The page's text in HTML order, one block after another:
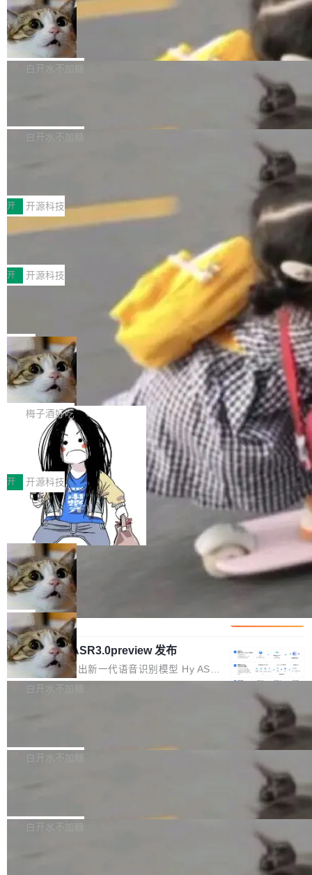
aDB 捕获 commit 之间的每一次操作，...
bet、微软以及 Meta 等传统科技巨头相比，Spa
ceXAI的资金消耗速度尤为引人瞩目。然而，支
撑庞大支出的资金来源却呈现出截然不同的面
貌。数据显示，微软和 Meta 主要依托充沛的经
1.2，驱动这个 agent 的新模型。一句话概括：
你可以用 curl -fsSL https://dev.meta.ai/install.
sh | bash 安装一个能在大项目里自动规划、写
代码、验证结果的 AI 终端工具。 据介绍，Muse
个主 agent 循环，外加一组后台 agent。这些后
美团开源 LoHoSearch，用知识图谱校
准 AI 能力认知
机器出题的前提，是让机器拥有全局视野。整个
构建流程可以分为四个环节：建图 → 控制难度
白开水不加糖
库，并将作为transport接入Mooncake TENT。
MPComm将作为一种传输引擎接入Mooncake T
ENT，实现零拷贝传输性能提升30%、非零拷贝
传输性能最高提升5倍。UCL-MPComm底层基
于自研UCL-Engine通信引擎，后续腾讯网平将
持续开源更多基于UCL-Engine的高性能通信组
件。 腾讯网平团队在UCL-MPComm中实现了一
个独立于业务线程的全局通信引擎（Engine），
白开水不加糖
型案例入选名单》，深信服“面向企业研发场景的
开源 AI 编程平台 CoStrict 应用”凭借卓越的技术
创新与落地成效成功入选。 全链路私有化部署，
助力企业AI研发安全落地 当前，越来越多企业已
经开始引入 AI Coding 工具，通过调用公有云模
型或企业内部部署模型提升研发效率。但随着 AI
Coding 从个人辅助工具逐步走向团队级、组织
级应用，企业在规模化落地过程中，对安全性、
可控性和代码质量提出了更高要求。 首先是数据
安全与合规要求。对于大多数普通研发场景，公
有云模型能够满足快速试用和效率提升的需求。
但对于金融、能源、医疗等对数据安全要求较...
开 开源科技
深信服AI算力网关入选工信部人工智能
前不久，工业和信息化部正式发布《2025年人工
智能应用典型案例名单》，集中展示人工智能在
各领域的应用成果，覆盖技术底座、行业赋能、
产品应用、支撑保障、专题等五大方向。深信服
AI算力网关（AI创新平台）成功入选！ 随着各行
各业的Agent走向规模化建设，算力构成形态逐
渐丰富，用户关注的重点也在发生变化：不只是
让AI用起来，还要进一步看清混合算力时代下，
Token花在哪里、算力是否被充分利用，以及持
续增长的AI成本该如何优化。 深信服AI算力网关
正是围绕这些实际问题，从Token治理和成本治
理两个方面，让用户的每一份算力都看得清、管
得住、用得稳、省得下、更安全！ 一、从现在开
始，Token使用一目...
开 开源科技
Jeff Dean 离开 Google：一个时代的结
束，一个实验室的开始
Google 员工编号 20。MapReduce 作者之一。
Bigtable 作者之一。TensorFlow 的作者之一。
Gemini 的架构师。Google 首席科学家。 Jeff D
ean 在 Google 工作了 27 年后，宣布离职。 他
不是一个人走。一同离开的还有 Sanjay Ghema
wat（Google 员工编号 23，Jeff Dean 二十多
年的编程搭档，MapReduce 和 Bigtable 的共同
作者）、Quoc Le（Google 大脑核心成员，Se
q2Seq 和 DocAI 的共同发明人）以及 Oriol Vin
yals（Gemini 联合负责人，AlphaSta...
局
🔥 SolonCode v2026.8.4 发布：界面
字体可调、22 种语言、记忆搜索增强
打开终端就能上岗的全中文编码智能体，这一轮
把「看得清、用母语、记得住」三件事一次补
齐。 SolonCode 是什么 SolonCode 是杭州无
耳科技研发的企业级终端编码智能体——一位全
中文驱动的数字员工，自主理解需求、规划步
骤、编写代码。不挑模型、不挑平台，curl 一行
装完即用。 开源地址：Gitee · GitCode · GitHu
b 安装 支持 Java 8+（8~26）、macOS / Linu
x / Windows / Harmony PC。 # macOS / Linu
x / Harmony PC curl -fsSL https://solon.noea
r.org/solon...
梅子酒好吃
让“代码语义理解”深度释放AI Coding
价值潜能：华为云码道（CodeArts）
代码仓技术解析
一、代码仓深度理解技术的作用与价值 在软件工
程实践中，代码仓是企业核心知识资产的主要载
体。企业级代码仓库通常包含数十万乃至数百万
个文件，其规模远超单次模型调用可承载的上下
文窗口。随着项目规模的持续扩张与代码历史的
不断累积，代码仓中的模块关系、接口契约、业
务逻辑等关键信息往往分散于数十乃至数百个文
件之中，形成高度复杂的知识关联网络。传统的
代码检索手段（如关键词匹配、目录遍历）仅能
在语法层面完成文本定位，难以触及代码的语义
内涵与结构关联，导致开发者使用代码智能体在
理解大规模代码仓时面临显著"代码仓理解"瓶
颈。 代码仓深度理解服务（以下简称" CodeBas
e深度理解服务"）是华为云码道（CodeA...
开 开源科技
一条“删库”命令跑 17 小时，算法工程
师删光 89TB 数据只为干私活
最高人民检察院8月4日公布了一起案件：北京一
名90后算法工程师王某，为了给自己接的私活腾
服务器空间，删光了公司AI游戏部门的全部核心
数据。 王某2024年1月入职东城区某科技公司AI
短剧部门，有互联网大厂背景。在公司内部架构
调整期间，部门三次通知全员将数据从A集群迁
移到B集群，王某都回复了"收到"。 他没有迁移
数据。2024年9月3日下午4点，他使用此前登录
的账号密码进入A集群，输入了一条被程序员圈
称为"删库跑路"的命令——最高管理员权限、无
自研的多个文生3D和...
局
Cloudflare 分享推理优化实践：KV ca
che 量化 + 权重压缩，吞吐量提升 4
1%，成本降 30%
Kimi 和 GLM 是当前最强的大模型系列之一，但
它们有一个共同的问题：太吃显存了。月之暗面
的 Kimi K 系列和智谱的 GLM 都是长上下文、M
oE 架构的大模型，好用到让人上瘾，但 GPU 显
存永远不够用。 Cloudflare 的 Workers AI 团队
一直在跑这些模型的推理。他们在官方博客上发
整性保护。效果是：吞吐量提升 41%，每 token
局
腾讯混元 Hy ASR3.0preview 发布
腾讯混元正式推出新一代语音识别模型 Hy ASR
3.0preview。基于最新一代大语言模型 Hy3 的
让语音识别不再只是听清，而是真正听懂。通过
w 不要求标准普通话，方言识别覆盖粤语、吴语
白开水不加糖
新和少量网页兼容性修复版本。 Changes/fixe
容提供的字体时出现的几个问题 为避免音频加
白开水不加糖
发布的 Release Notes，他利用 AI 工具（如 Co
白开水不加糖